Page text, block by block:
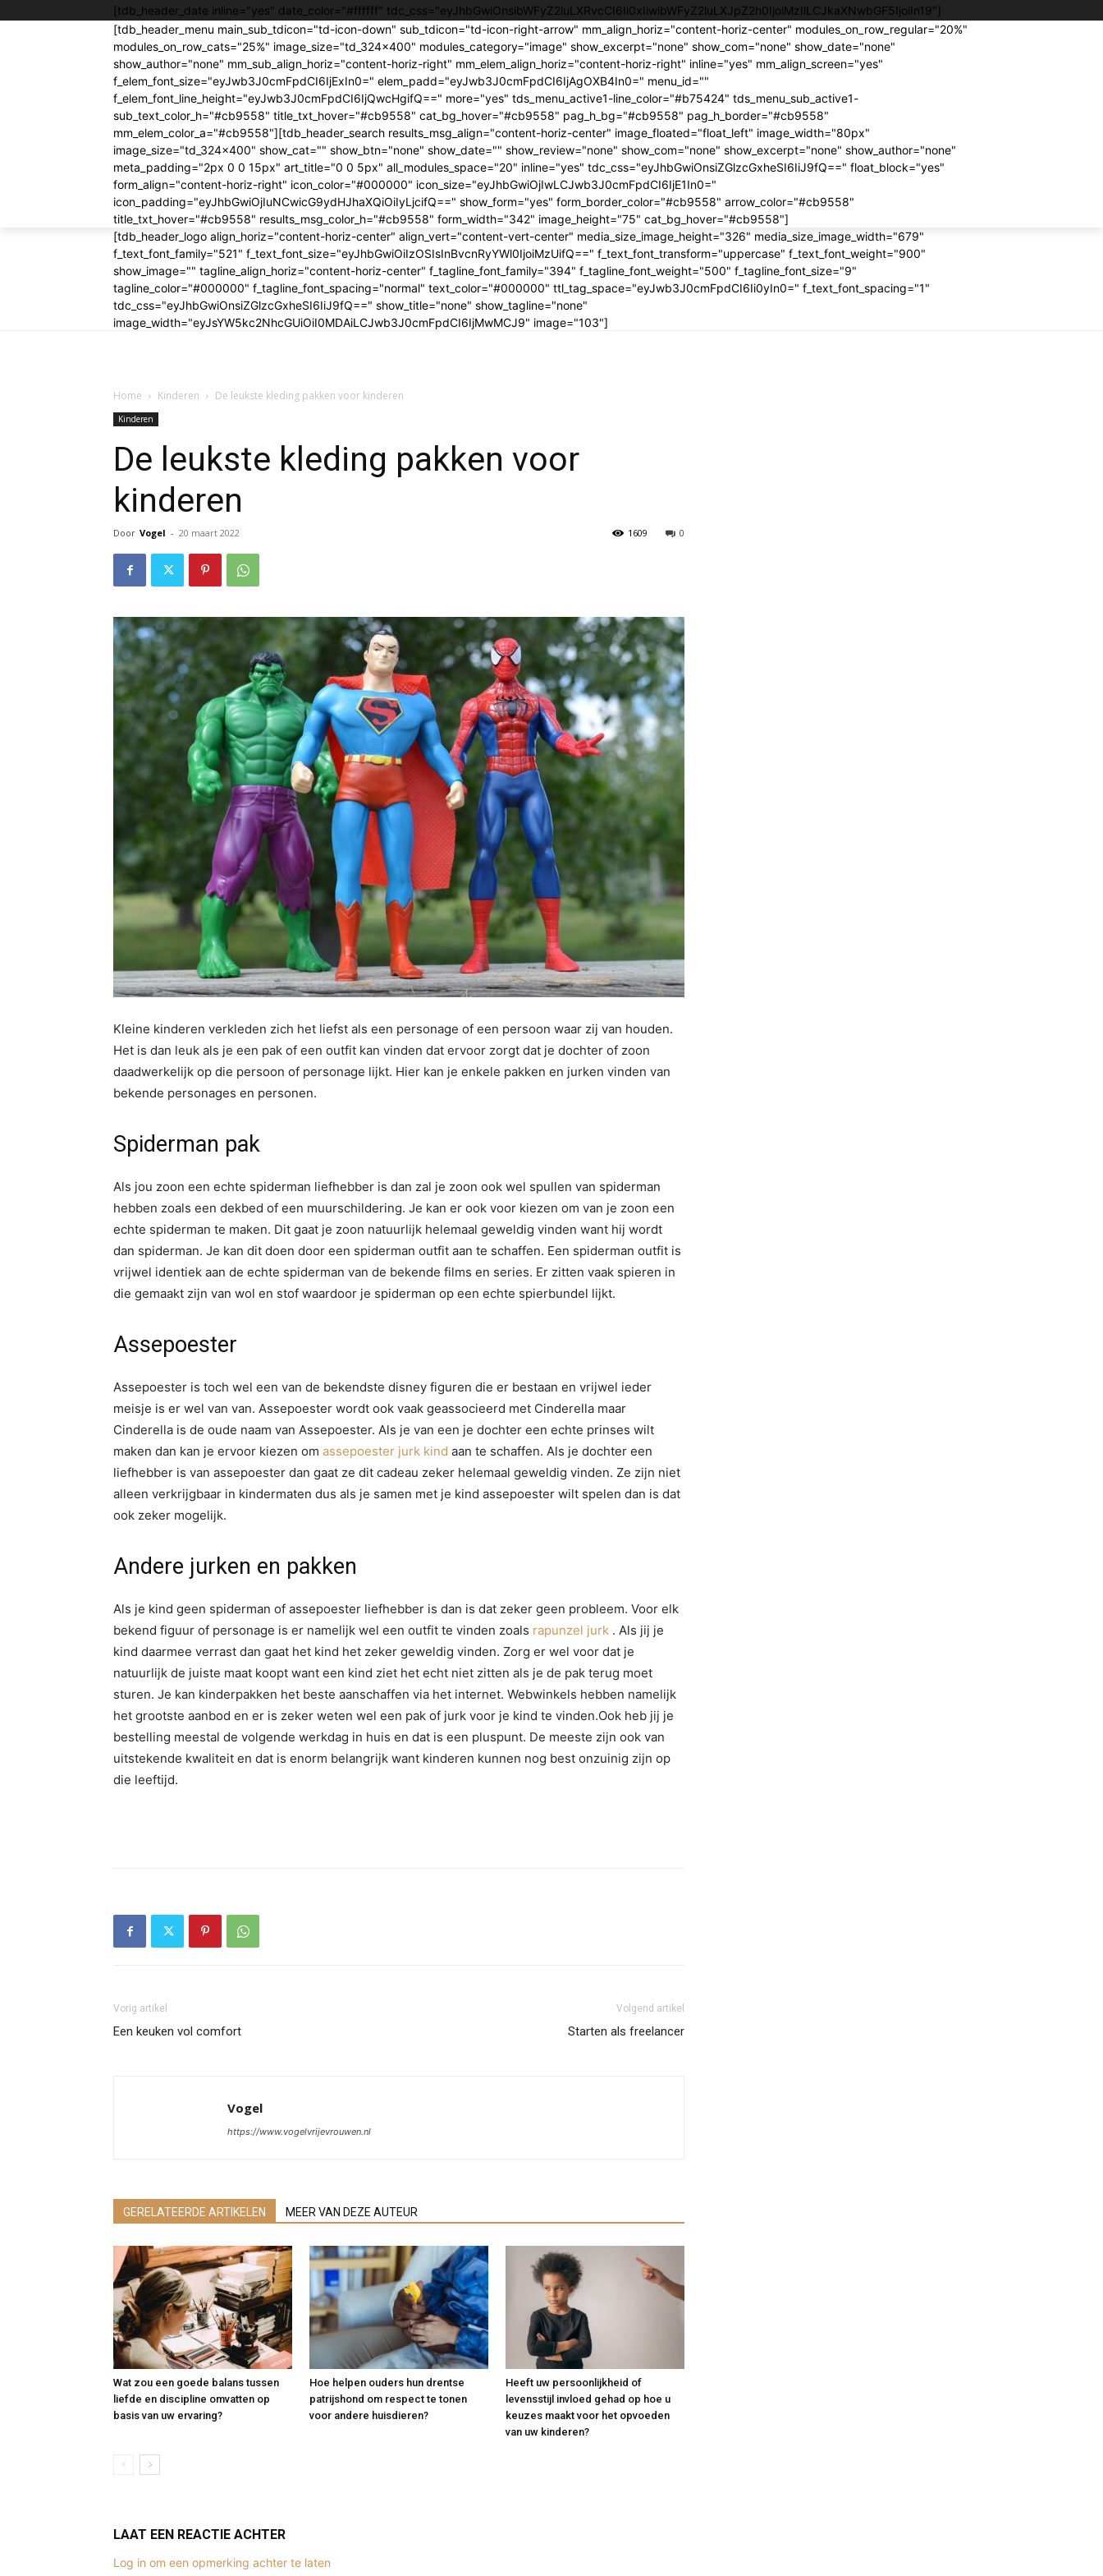
[tdb_header_date inline="yes" date_color="#ffffff" tdc_css="eyJhbGwiOnsibWFyZ2luLXRvcCI6Ii0xIiwibWFyZ2luLXJpZ2h0IjoiMzIiLCJkaXNwbGF5IjoiIn19"]
[tdb_header_menu main_sub_tdicon="td-icon-down" sub_tdicon="td-icon-right-arrow" mm_align_horiz="content-horiz-center" modules_on_row_regular="20%"
modules_on_row_cats="25%" image_size="td_324x400" modules_category="image" show_excerpt="none" show_com="none" show_date="none"
show_author="none" mm_sub_align_horiz="content-horiz-right" mm_elem_align_horiz="content-horiz-right" inline="yes" mm_align_screen="yes"
f_elem_font_size="eyJwb3J0cmFpdCI6IjExIn0=" elem_padd="eyJwb3J0cmFpdCI6IjAgOXB4In0=" menu_id=""
f_elem_font_line_height="eyJwb3J0cmFpdCI6IjQwcHgifQ==" more="yes" tds_menu_active1-line_color="#b75424" tds_menu_sub_active1-
sub_text_color_h="#cb9558" title_txt_hover="#cb9558" cat_bg_hover="#cb9558" pag_h_bg="#cb9558" pag_h_border="#cb9558"
mm_elem_color_a="#cb9558"][tdb_header_search results_msg_align="content-horiz-center" image_floated="float_left" image_width="80px"
image_size="td_324x400" show_cat="" show_btn="none" show_date="" show_review="none" show_com="none" show_excerpt="none" show_author="none"
meta_padding="2px 0 0 15px" art_title="0 0 5px" all_modules_space="20" inline="yes" tdc_css="eyJhbGwiOnsiZGlzcGxheSI6IiJ9fQ==" float_block="yes"
form_align="content-horiz-right" icon_color="#000000" icon_size="eyJhbGwiOjIwLCJwb3J0cmFpdCI6IjE1In0="
icon_padding="eyJhbGwiOjIuNCwicG9ydHJhaXQiOiIyLjcifQ==" show_form="yes" form_border_color="#cb9558" arrow_color="#cb9558"
title_txt_hover="#cb9558" results_msg_color_h="#cb9558" form_width="342" image_height="75" cat_bg_hover="#cb9558"]
[tdb_header_logo align_horiz="content-horiz-center" align_vert="content-vert-center" media_size_image_height="326" media_size_image_width="679"
f_text_font_family="521" f_text_font_size="eyJhbGwiOiIzOSIsInBvcnRyYWl0IjoiMzUifQ==" f_text_font_transform="uppercase" f_text_font_weight="900"
show_image="" tagline_align_horiz="content-horiz-center" f_tagline_font_family="394" f_tagline_font_weight="500" f_tagline_font_size="9"
tagline_color="#000000" f_tagline_font_spacing="normal" text_color="#000000" ttl_tag_space="eyJwb3J0cmFpdCI6Ii0yIn0=" f_text_font_spacing="1"
tdc_css="eyJhbGwiOnsiZGlzcGxheSI6IiJ9fQ==" show_title="none" show_tagline="none"
image_width="eyJsYW5kc2NhcGUiOiI0MDAiLCJwb3J0cmFpdCI6IjMwMCJ9" image="103"]
Home Kinderen De leukste kleding pakken voor kinderen
Kinderen
De leukste kleding pakken voor
kinderen
Door Vogel - 20 maart 2022 0
1609
Kleine kinderen verkleden zich het liefst als een personage of een persoon waar zij van houden.
Het is dan leuk als je een pak of een outfit kan vinden dat ervoor zorgt dat je dochter of zoon
daadwerkelijk op die persoon of personage lijkt. Hier kan je enkele pakken en jurken vinden van
bekende personages en personen.
Spiderman pak
Als jou zoon een echte spiderman liefhebber is dan zal je zoon ook wel spullen van spiderman
hebben zoals een dekbed of een muurschildering. Je kan er ook voor kiezen om van je zoon een
echte spiderman te maken. Dit gaat je zoon natuurlijk helemaal geweldig vinden want hij wordt
dan spiderman. Je kan dit doen door een spiderman outfit aan te schaffen. Een spiderman outfit is
vrijwel identiek aan de echte spiderman van de bekende films en series. Er zitten vaak spieren in
die gemaakt zijn van wol en stof waardoor je spiderman op een echte spierbundel lijkt.
Assepoester
Assepoester is toch wel een van de bekendste disney figuren die er bestaan en vrijwel ieder
meisje is er wel van van. Assepoester wordt ook vaak geassocieerd met Cinderella maar
Cinderella is de oude naam van Assepoester. Als je van een je dochter een echte prinses wilt
maken dan kan je ervoor kiezen om assepoester jurk kind aan te schaffen. Als je dochter een
liefhebber is van assepoester dan gaat ze dit cadeau zeker helemaal geweldig vinden. Ze zijn niet
alleen verkrijgbaar in kindermaten dus als je samen met je kind assepoester wilt spelen dan is dat
ook zeker mogelijk.
Andere jurken en pakken
Als je kind geen spiderman of assepoester liefhebber is dan is dat zeker geen probleem. Voor elk
bekend figuur of personage is er namelijk wel een outfit te vinden zoals rapunzel jurk . Als jij je
kind daarmee verrast dan gaat het kind het zeker geweldig vinden. Zorg er wel voor dat je
natuurlijk de juiste maat koopt want een kind ziet het echt niet zitten als je de pak terug moet
sturen. Je kan kinderpakken het beste aanschaffen via het internet. Webwinkels hebben namelijk
het grootste aanbod en er is zeker weten wel een pak of jurk voor je kind te vinden.Ook heb jij je
bestelling meestal de volgende werkdag in huis en dat is een pluspunt. De meeste zijn ook van
uitstekende kwaliteit en dat is enorm belangrijk want kinderen kunnen nog best onzuinig zijn op
die leeftijd.
Vorig artikel
Een keuken vol comfort
Volgend artikel
Starten als freelancer
Vogel
https://www.vogelvrijevrouwen.nl
GERELATEERDE ARTIKELEN MEER VAN DEZE AUTEUR
Wat zou een goede balans tussen
liefde en discipline omvatten op
basis van uw ervaring?
Hoe helpen ouders hun drentse
patrijshond om respect te tonen
voor andere huisdieren?
Heeft uw persoonlijkheid of
levensstijl invloed gehad op hoe u
keuzes maakt voor het opvoeden
van uw kinderen?
LAAT EEN REACTIE ACHTER
Log in om een opmerking achter te laten